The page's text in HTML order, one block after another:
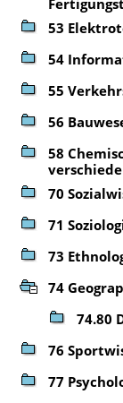
53
54
55
56
58
70
71
73
74
74.80
76
77